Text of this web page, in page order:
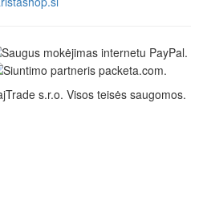
s.r.o. Visos teisės saugomos.